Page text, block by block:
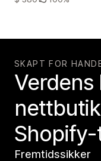
SKAPT FOR
Verdens
Fremtidssikker